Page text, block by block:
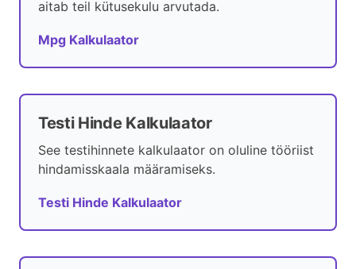
aitab teil kütusekulu arvutada.
Mpg Kalkulaator
Testi Hinde Kalkulaator
See testihinnete kalkulaator on oluline tööriist
hindamisskaala määramiseks.
Testi Hinde Kalkulaator